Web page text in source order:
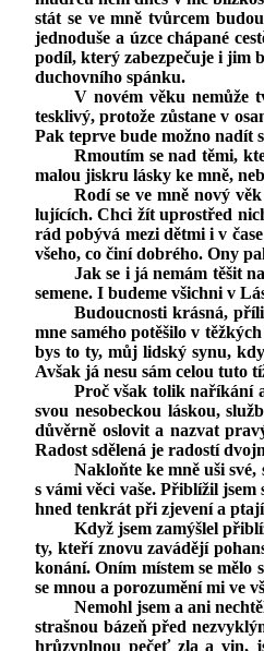
stát se ve mně tvůrcem
jednoduše a úzce chápané
podíl, který zabezpečuje i jim
duchovního spánku.
V novém věku nemůže
tesklivý, protože zůstane v
Pak teprve bude možno nadít
Rmoutím se nad těmi,
malou jiskru lásky ke mně,
Rodí se ve mně nový
lujících. Chci žít uprostřed
rád pobývá mezi dětmi i v
všeho, co činí dobrého. Ony
Jak se i já nemám těšit
semene. I budeme všichni v
Budoucnosti krásná,
mne samého potěšilo v
bys to ty, můj lidský synu,
Avšak já nesu sám celou tuto
Proč však tolik naříkání
svou nesobeckou láskou,
důvěrně oslovit a nazvat
Radost sdělená je radostí
Nakloňte ke mně uši
s vámi věci vaše. Přiblížil
hned tenkrát při zjevení a ptají
Když jsem zamýšlel
ty, kteří znovu zavádějí
konání. Oním místem se mělo
se mnou a porozumění mi ve
Nemohl jsem a ani
strašnou bázeň před
hrůzyplnou pečeť zla a vin,